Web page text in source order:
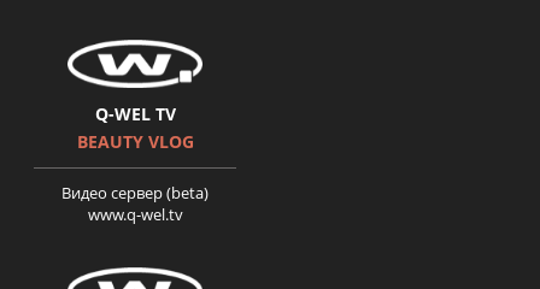
7 серия Ольга Дротюк
Поверніть мені красу серия 8
Q-WEL TV
BEAUTY VLOG
Видео сервер (beta)
www.q-wel.tv